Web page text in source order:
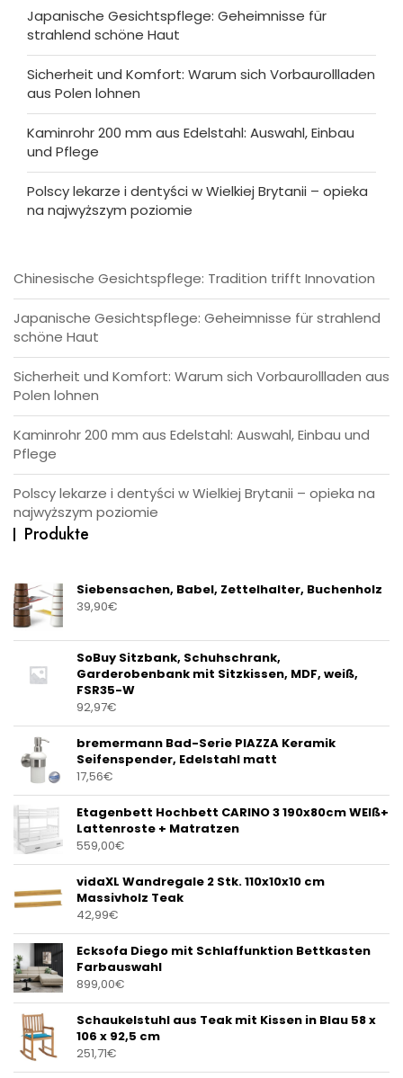
Japanische Gesichtspflege: Geheimnisse für
strahlend schöne Haut
Sicherheit und Komfort: Warum sich Vorbaurollladen
aus Polen lohnen
Kaminrohr 200 mm aus Edelstahl: Auswahl, Einbau
und Pflege
Polscy lekarze i dentyści w Wielkiej Brytanii – opieka
na najwyższym poziomie
Chinesische Gesichtspflege: Tradition trifft Innovation
Japanische Gesichtspflege: Geheimnisse für strahlend
schöne Haut
Sicherheit und Komfort: Warum sich Vorbaurollladen aus
Polen lohnen
Kaminrohr 200 mm aus Edelstahl: Auswahl, Einbau und
Pflege
Polscy lekarze i dentyści w Wielkiej Brytanii – opieka na
najwyższym poziomie
Produkte
Siebensachen, Babel, Zettelhalter, Buchenholz
39,90€
SoBuy Sitzbank, Schuhschrank,
Garderobenbank mit Sitzkissen, MDF, weiß,
FSR35-W
92,97€
bremermann Bad-Serie PIAZZA Keramik
Seifenspender, Edelstahl matt
17,56€
Etagenbett Hochbett CARINO 3 190x80cm WEIß+
Lattenroste + Matratzen
559,00€
vidaXL Wandregale 2 Stk. 110x10x10 cm
Massivholz Teak
42,99€
Ecksofa Diego mit Schlaffunktion Bettkasten
Farbauswahl
899,00€
Schaukelstuhl aus Teak mit Kissen in Blau 58 x
106 x 92,5 cm
251,71€